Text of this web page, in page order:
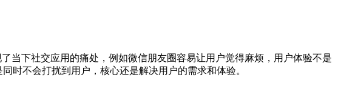
下社交应用的痛处，例如微信朋友圈容易让用户觉得麻烦，用户体验不是
时不会打扰到用户，核心还是解决用户的需求和体验。